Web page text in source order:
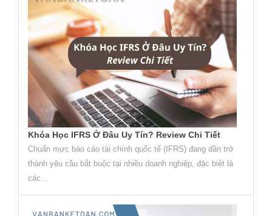
Khóa Học IFRS Ở Đâu Uy Tín? Review Chi Tiết
Chuẩn mực báo cáo tài chính quốc tế (IFRS) đang dần trở
thành yêu cầu bắt buộc tại nhiều doanh nghiệp, đặc biệt là
các...